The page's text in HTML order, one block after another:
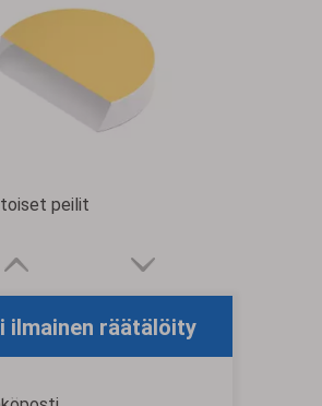
peilit
ilmainen räätälöity